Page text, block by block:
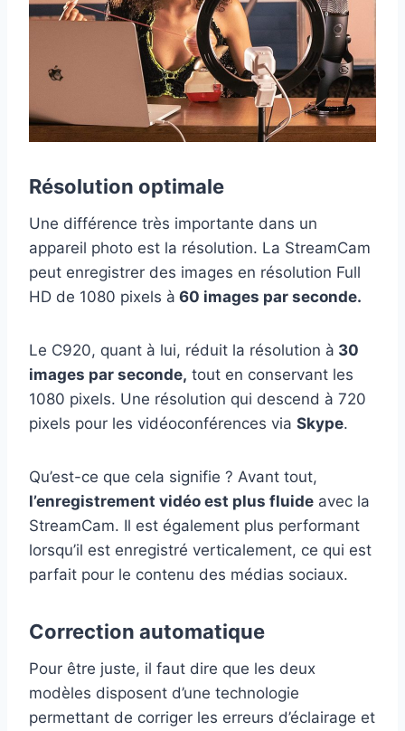
Résolution optimale
Une différence très importante dans un
appareil photo est la résolution. La StreamCam
peut enregistrer des images en résolution Full
HD de 1080 pixels à 60 images par seconde.
Le C920, quant à lui, réduit la résolution à 30
images par seconde, tout en conservant les
1080 pixels. Une résolution qui descend à 720
pixels pour les vidéoconférences via Skype.
Qu’est-ce que cela signifie ? Avant tout,
l’enregistrement vidéo est plus fluide avec la
StreamCam. Il est également plus performant
lorsqu’il est enregistré verticalement, ce qui est
parfait pour le contenu des médias sociaux.
Correction automatique
Pour être juste, il faut dire que les deux
modèles disposent d’une technologie
permettant de corriger les erreurs d’éclairage et